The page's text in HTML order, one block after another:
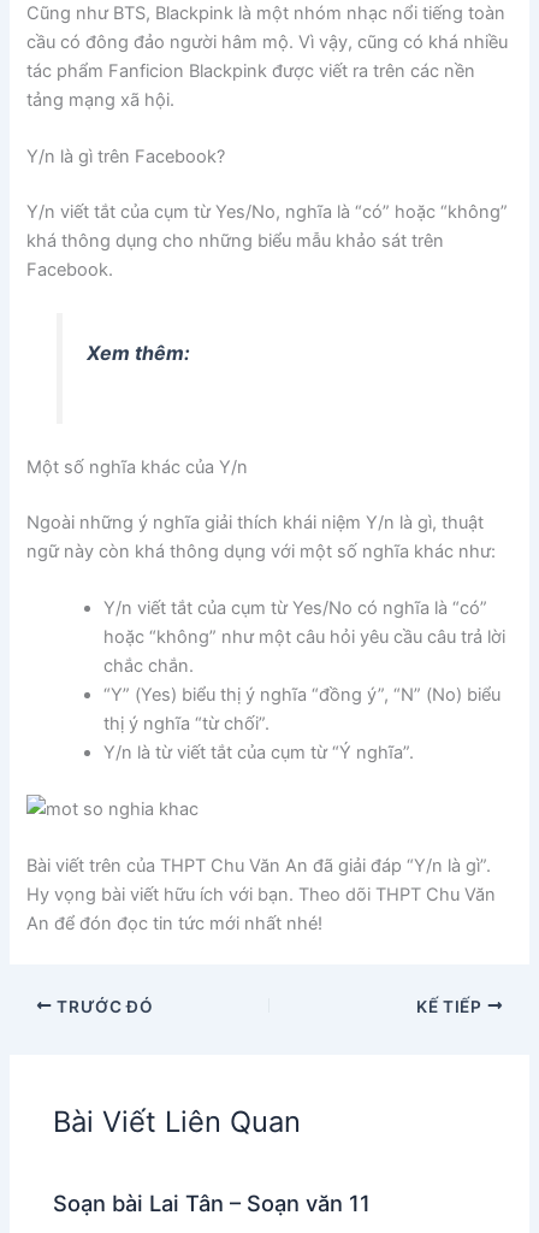
Cũng như BTS, Blackpink là một nhóm nhạc nổi tiếng toàn
cầu có đông đảo người hâm mộ. Vì vậy, cũng có khá nhiều
tác phẩm Fanficion Blackpink được viết ra trên các nền
tảng mạng xã hội.
Y/n là gì trên Facebook?
Y/n viết tắt của cụm từ Yes/No, nghĩa là “có” hoặc “không”
khá thông dụng cho những biểu mẫu khảo sát trên
Facebook.
Xem thêm:
Một số nghĩa khác của Y/n
Ngoài những ý nghĩa giải thích khái niệm Y/n là gì, thuật
ngữ này còn khá thông dụng với một số nghĩa khác như:
Y/n viết tắt của cụm từ Yes/No có nghĩa là “có”
hoặc “không” như một câu hỏi yêu cầu câu trả lời
chắc chắn.
“Y” (Yes) biểu thị ý nghĩa “đồng ý”, “N” (No) biểu
thị ý nghĩa “từ chối”.
Y/n là từ viết tắt của cụm từ “Ý nghĩa”.
Bài viết trên của THPT Chu Văn An đã giải đáp “Y/n là gì”.
Hy vọng bài viết hữu ích với bạn. Theo dõi THPT Chu Văn
An để đón đọc tin tức mới nhất nhé!
TRƯỚC ĐÓ KẾ TIẾP
Bài Viết Liên Quan
Soạn bài Lai Tân – Soạn văn 11